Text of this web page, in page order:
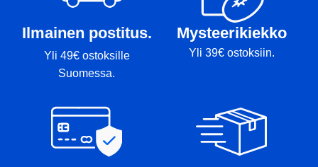
Ilmainen postitus.
Yli 49€ ostoksille
Suomessa.
Mysteerikiekko
Yli 39€ ostoksiin.